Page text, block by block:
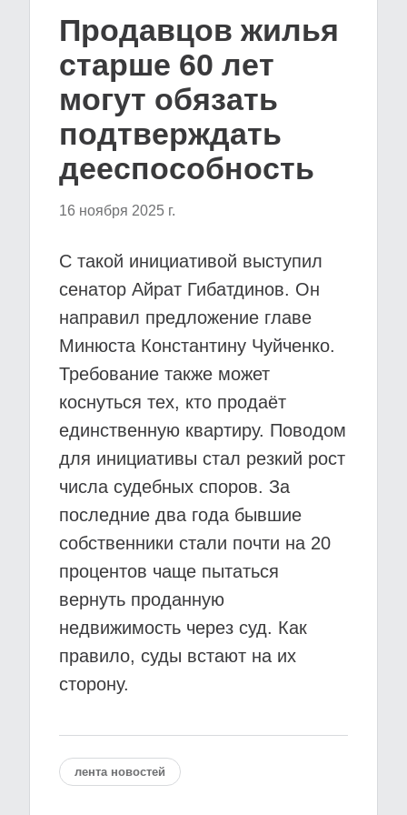
Продавцов жилья
старше 60 лет
могут обязать
подтверждать
дееспособность
16 ноября 2025 г.
С такой инициативой выступил
сенатор Айрат Гибатдинов. Он
направил предложение главе
Минюста Константину Чуйченко.
Требование также может
коснуться тех, кто продаёт
единственную квартиру. Поводом
для инициативы стал резкий рост
числа судебных споров. За
последние два года бывшие
собственники стали почти на 20
процентов чаще пытаться
вернуть проданную
недвижимость через суд. Как
правило, суды встают на их
сторону.
лента новостей